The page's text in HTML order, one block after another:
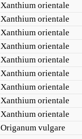
Xanthium orientale
Xanthium orientale
Xanthium orientale
Xanthium orientale
Xanthium orientale
Xanthium orientale
Xanthium orientale
Xanthium orientale
Xanthium orientale
Origanum vulgare